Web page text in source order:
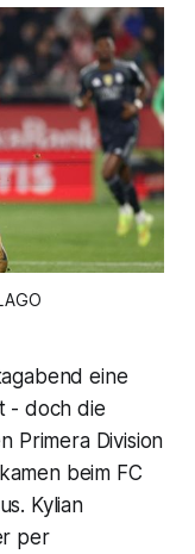
eine
- doch die
Primera Division
beim FC
Kylian
per